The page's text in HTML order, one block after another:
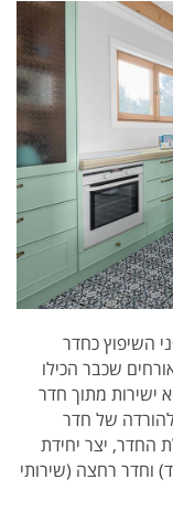
השיפוץ כחדר
שכבר הכילו
ישירות מתוך חדר
של חדר
החדר, יצר יחידת
וחדר רחצה (שירותי